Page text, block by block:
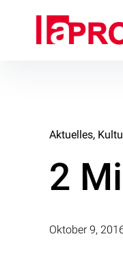
überspringenlaPROF
Landesverband
Aktuelles
2
Oktober 9,